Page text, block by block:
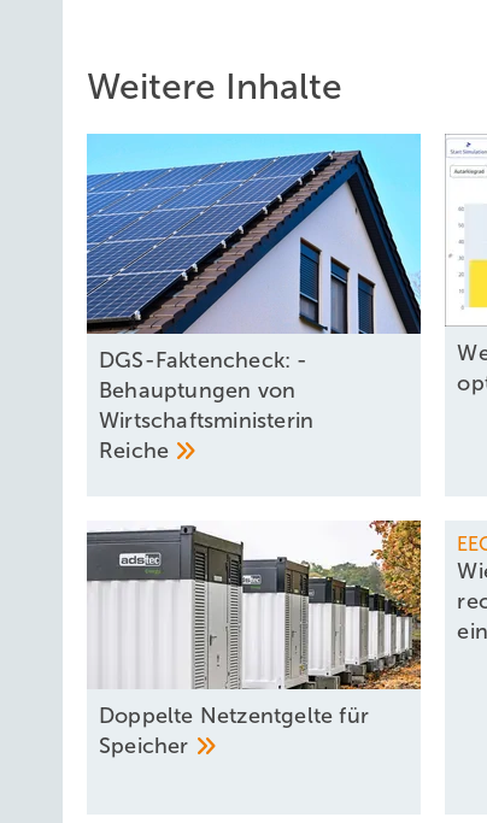
Weitere Inhalte
DGS-Faktencheck: ­
Behauptungen von
Wirtschafts­ministerin
Reiche
Doppelte Netzentgelte für
Speicher